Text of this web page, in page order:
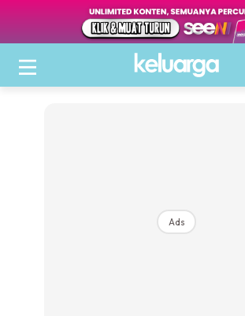
Ads